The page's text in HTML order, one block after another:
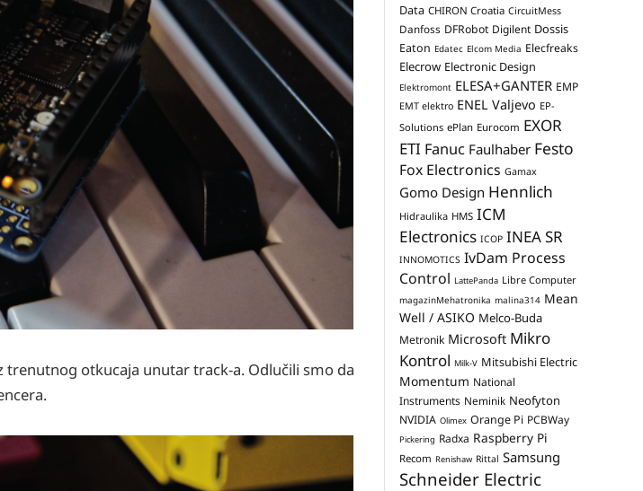
otkucaja unutar track-a. Odlučili smo da
Data CHIRON Croatia CircuitMess
Danfoss DFRobot Digilent Dossis
Eaton Edatec Elcom Media Elecfreaks
Elecrow Electronic Design
Elektromont ELESA+GANTER EMP
EMT elektro ENEL Valjevo EP-
Solutions ePlan Eurocom EXOR
ETI Fanuc Faulhaber Festo
Fox Electronics Gamax
Gomo Design Hennlich
Hidraulika HMS ICM
Electronics ICOP INEA SR
INNOMOTICS IvDam Process
Control LattePanda Libre Computer
magazinMehatronika malina314 Mean
Well / ASIKO Melco-Buda
Metronik Microsoft Mikro
Kontrol Milk-V Mitsubishi Electric
Momentum National
Instruments Neminik Neofyton
NVIDIA Olimex Orange Pi PCBWay
Pickering Radxa Raspberry Pi
Recom Renishaw Rittal Samsung
Schneider Electric